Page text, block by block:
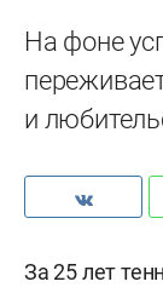
На фоне
и
За 25 лет